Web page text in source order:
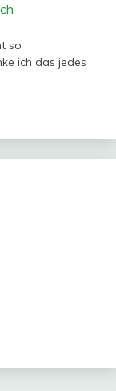
so
ich das jedes